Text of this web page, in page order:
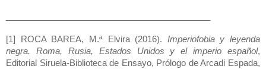
[1] ROCA BAREA, M.ª Elvira (2016). Imperiofobia y leyenda
negra. Roma, Rusia, Estados Unidos y el imperio español,
Editorial Siruela-Biblioteca de Ensayo, Prólogo de Arcadi Espada,